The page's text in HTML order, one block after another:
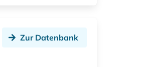
Zur Datenbank